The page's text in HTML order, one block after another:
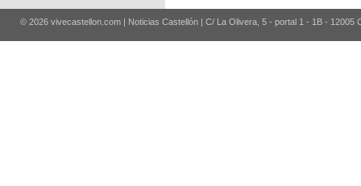
© 2026 vivecastellon.com | Noticias Castellón | C/ La Olivera, 5 - portal 1 - 1B - 12005